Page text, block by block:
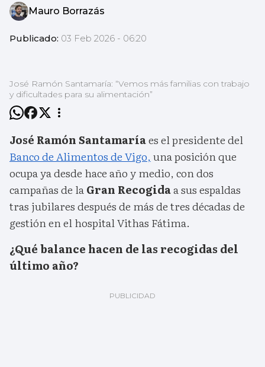
Mauro Borrazás
Publicado: 03 Feb 2026 - 06:20
José Ramón Santamaría: “Vemos más familias con trabajo
y dificultades para su alimentación”
José Ramón Santamaríaes el presidente del
Banco de Alimentos de Vigo,una posición que
ocupa ya desde hace año y medio, con dos
campañas de laGran Recogidaa sus espaldas
tras jubilares después de más de tres décadas de
gestión en el hospital Vithas Fátima.
¿Qué balance hacen de las recogidas del
último año?